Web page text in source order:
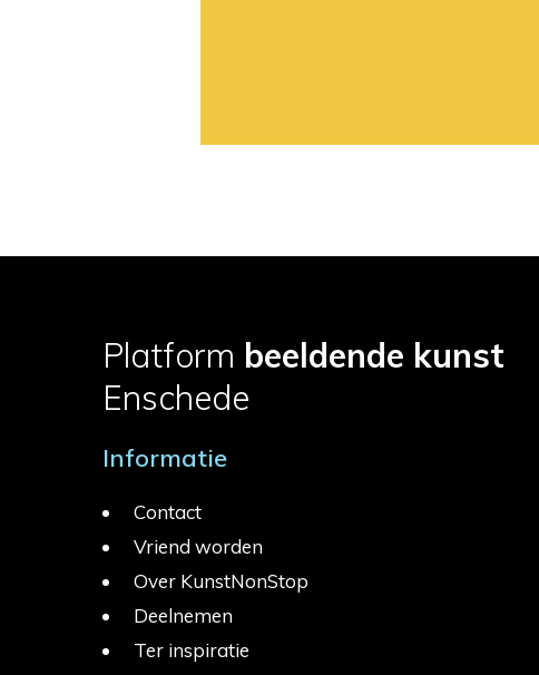
Platform beeldende kunst
Enschede
Informatie
Contact
Vriend worden
Over KunstNonStop
Deelnemen
Ter inspiratie